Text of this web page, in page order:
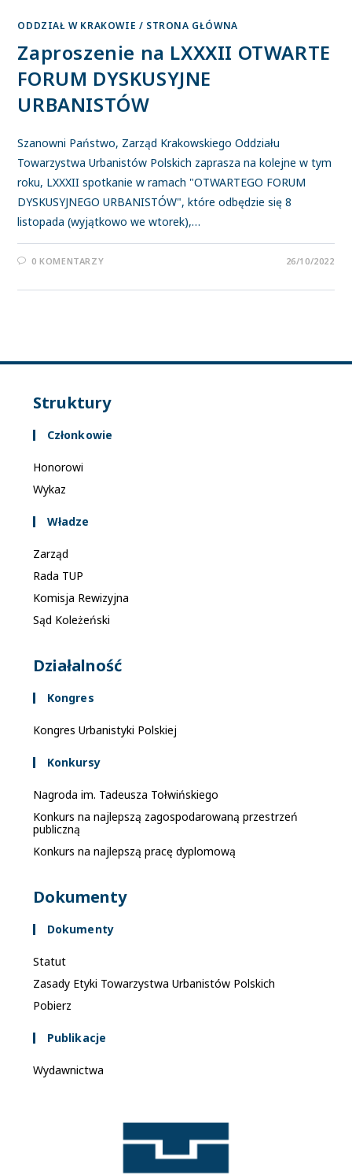
ODDZIAŁ W KRAKOWIE / STRONA GŁÓWNA
Zaproszenie na LXXXII OTWARTE
FORUM DYSKUSYJNE
URBANISTÓW
Szanowni Państwo, Zarząd Krakowskiego Oddziału
Towarzystwa Urbanistów Polskich zaprasza na kolejne w tym
roku, LXXXII spotkanie w ramach "OTWARTEGO FORUM
DYSKUSYJNEGO URBANISTÓW", które odbędzie się 8
listopada (wyjątkowo we wtorek),…
0 KOMENTARZY 26/10/2022
Struktury
Członkowie
Honorowi
Wykaz
Władze
Zarząd
Rada TUP
Komisja Rewizyjna
Sąd Koleżeński
Działalność
Kongres
Kongres Urbanistyki Polskiej
Konkursy
Nagroda im. Tadeusza Tołwińskiego
Konkurs na najlepszą zagospodarowaną przestrzeń
publiczną
Konkurs na najlepszą pracę dyplomową
Dokumenty
Dokumenty
Statut
Zasady Etyki Towarzystwa Urbanistów Polskich
Pobierz
Publikacje
Wydawnictwa